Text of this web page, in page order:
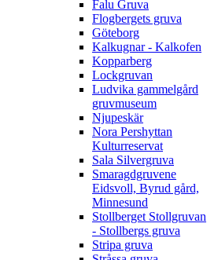
Falu Gruva
Flogbergets gruva
Göteborg
Kalkugnar - Kalkofen
Kopparberg
Lockgruvan
Ludvika gammelgård
gruvmuseum
Njupeskär
Nora Pershyttan
Kulturreservat
Sala Silvergruva
Smaragdgruvene
Eidsvoll, Byrud gård,
Minnesund
Stollberget Stollgruvan
- Stollbergs gruva
Stripa gruva